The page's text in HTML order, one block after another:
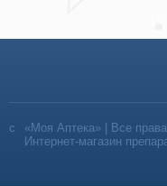
«Моя Аптека» | Все
Интернет-магазин